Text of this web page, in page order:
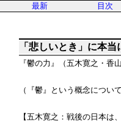
最新 目次
「悲しいとき」に本
『鬱の力』（五木寛之・香
（『鬱』という概念につ
【五木寛之：戦後の日本